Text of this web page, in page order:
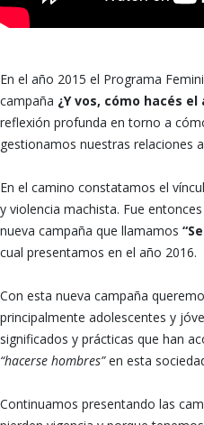
En el año 2015 el Programa
campaña ¿Y vos, cómo hacés el
reflexión profunda en torno a
gestionamos nuestras relaciones
En el camino constatamos el
y violencia machista. Fue
nueva campaña que llamamos
cual presentamos en el año 2016.
Con esta nueva campaña
principalmente adolescentes y
significados y prácticas que han
“hacerse hombres”en esta
Continuamos presentando las